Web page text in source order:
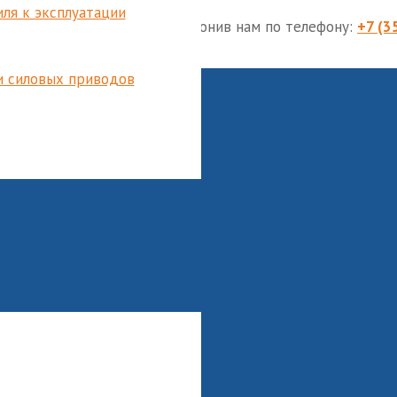
к эксплуатации
приводов
mcc@entech74.ru , либо позвонив нам по телефону: +7